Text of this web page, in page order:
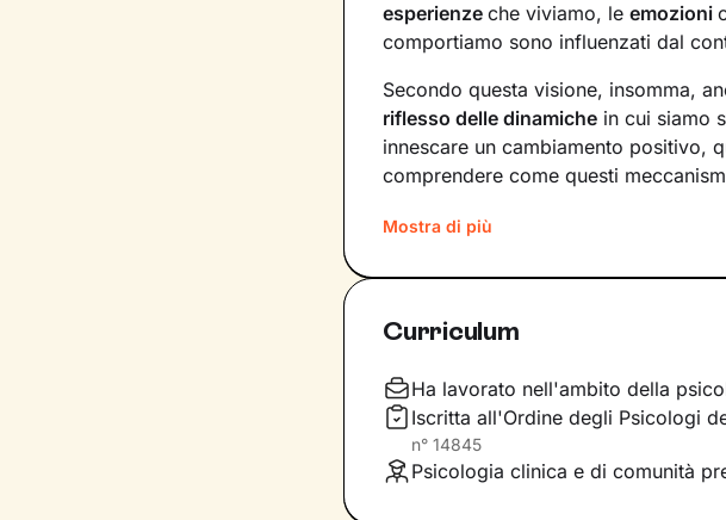
esperienze che viviamo, le emozioni
comportiamo sono influenzati dal
Secondo questa visione, insomma,
riflesso delle dinamiche in cui siamo
innescare un cambiamento positivo,
comprendere come questi
I nostri incontri saranno un luogo
significati agli eventi della tua vita,
generale, sull’acquisizione di
livello di benessere sempre maggiore.
Mostra di più
Curriculum
Ha lavorato nell'ambito della
Iscritta all'Ordine degli Psicologi
n° 14845
Psicologia clinica e di comunità